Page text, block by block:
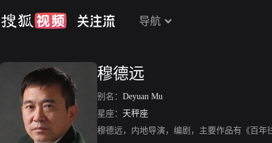
导航
穆德远
别名： Deyuan Mu
星座： 天秤座
穆德远，内地导演，编剧，主要作品有《百年